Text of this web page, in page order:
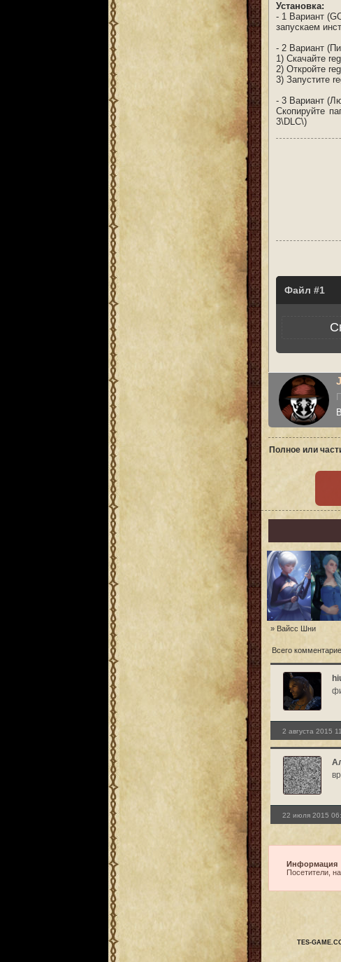
Установка:
- 1 Вариант
запускаем
- 2 Вариант
1) Скачайте
2) Откройте
3) Запустите
- 3 Вариант
Скопируйте
3\DLC\)
Файл
Полное или
» Вайсс Шни
Всего
2 августа 2015
22 июля 2015
Информация
Посетители,
TES-